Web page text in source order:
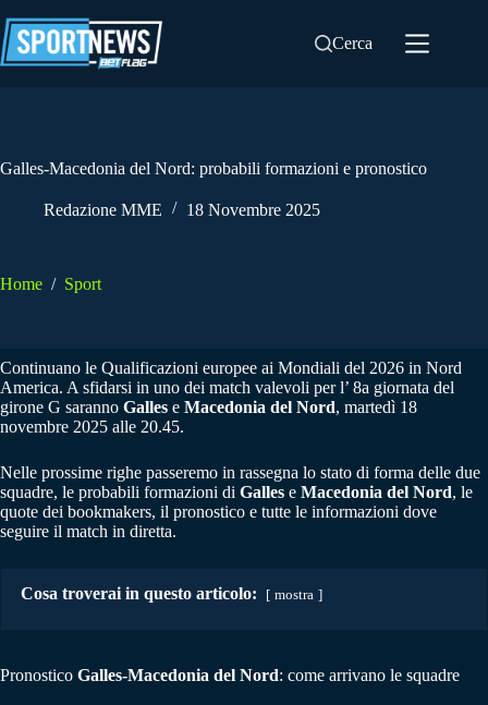
al
contenuto
Cerca
Galles-Macedonia del Nord: probabili formazioni e pronostico
Redazione MME 18 Novembre 2025
Home / Sport
Continuano le Qualificazioni europee ai Mondiali del 2026 in Nord
America. A sfidarsi in uno dei match valevoli per l’ 8a giornata del
girone G saranno Galles e Macedonia del Nord, martedì 18
novembre 2025 alle 20.45.
Nelle prossime righe passeremo in rassegna lo stato di forma delle due
squadre, le probabili formazioni di Galles e Macedonia del Nord, le
quote dei bookmakers, il pronostico e tutte le informazioni dove
seguire il match in diretta.
Cosa troverai in questo articolo: mostra
Pronostico Galles-Macedonia del Nord: come arrivano le squadre